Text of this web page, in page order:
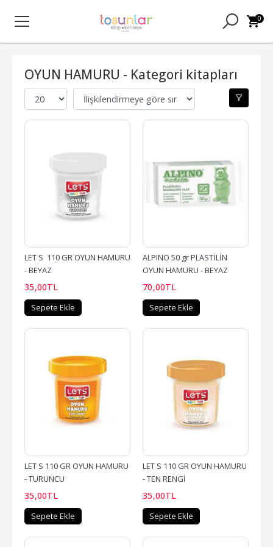
0
OYUN HAMURU - Kategori kitapları
LET S  110 GR OYUN HAMURU
- BEYAZ
35,00TL
Sepete Ekle
ALPINO 50 gr PLASTİLİN
OYUN HAMURU - BEYAZ
70,00TL
Sepete Ekle
LET S 110 GR OYUN HAMURU
- TURUNCU
35,00TL
Sepete Ekle
LET S 110 GR OYUN HAMURU
- TEN RENGİ
35,00TL
Sepete Ekle